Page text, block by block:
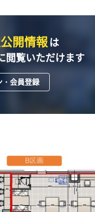
開情報は
閲覧いただけます
・会員登録